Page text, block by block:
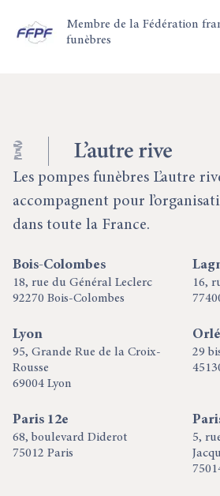
Membre de la Fédération
funèbres
Les pompes funèbres L’autre
accompagnent pour
dans toute la France.
Bois-Colombes
18, rue du Général Leclerc
92270 Bois-Colombes
16,
Lyon
95, Grande Rue de la Croix-
Rousse
69004 Lyon
29
Paris 12e
68, boulevard Diderot
75012 Paris
5,